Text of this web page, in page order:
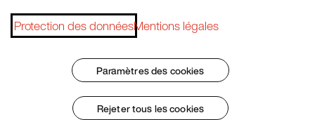
Conditions Générales Protection des données
Protection des donnéesMentions légales
Paramètres des cookies
Rejeter tous les cookies